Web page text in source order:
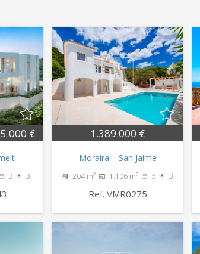
€
3 3
1.389.000 €
Moraira – San Jaime
204 m2 1.106 m2 5 3
Ref. VMR0275